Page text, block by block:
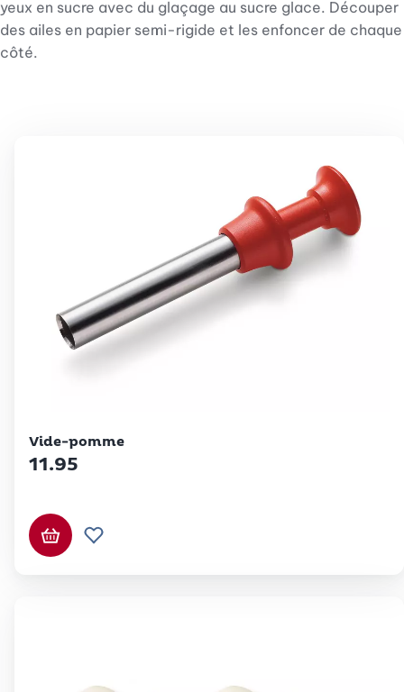
yeux en sucre avec du glaçage au sucre glace. Découper
des ailes en papier semi-rigide et les enfoncer de chaque
côté.
Vide-pomme
11.95
Ajouter au panier
Ajouter à la liste de souhaits.